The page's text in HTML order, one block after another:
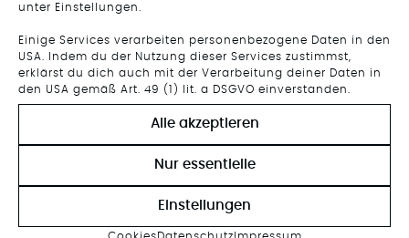
unter Einstellungen.
Einige Services verarbeiten personenbezogene Daten in den
USA. Indem du der Nutzung dieser Services zustimmst,
erklärst du dich auch mit der Verarbeitung deiner Daten in
den USA gemäß Art. 49 (1) lit. a DSGVO einverstanden.
Alle akzeptieren
Nur essentielle
Einstellungen
CookiesDatenschutzImpressum
AS SEEN IN